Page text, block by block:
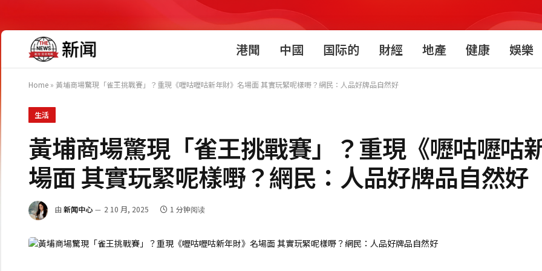
港聞 中國 国际的 財經 地產 健康 娛樂
Home » 黃埔商場驚現「雀王挑戰賽」？重現《嚦咕嚦咕新年財》名場面 其實玩緊呢樣嘢？網民：人品好牌品自然好
生活
黃埔商場驚現「雀王挑戰賽」？重現《嚦咕嚦咕
場面 其實玩緊呢樣嘢？網民：人品好牌品自然好
由 新闻中心 2 10 月, 2025 1 分钟阅读